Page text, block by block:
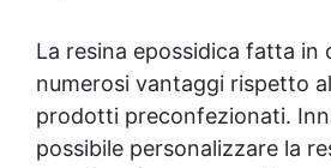
La resina epossidica fatta in
numerosi vantaggi rispetto
prodotti preconfezionati.
possibile personalizzare la